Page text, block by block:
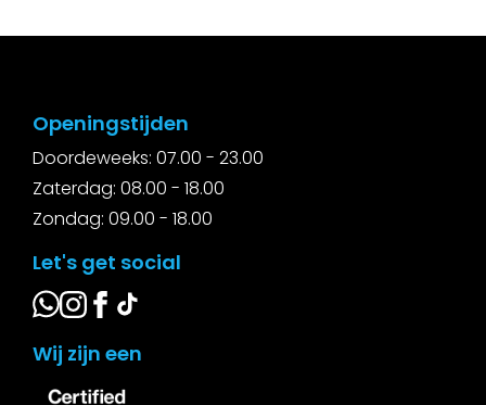
Openingstijden
Doordeweeks: 07.00 - 23.00
Zaterdag: 08.00 - 18.00
Zondag: 09.00 - 18.00
Let's get social
Wij zijn een